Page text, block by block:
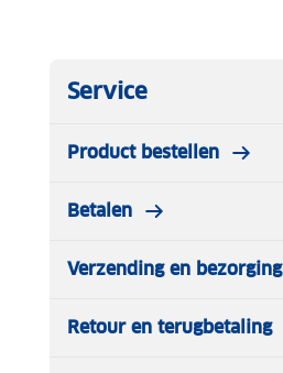
Service
Product bestellen
Betalen
Verzending en bezorging
Retour en terugbetaling